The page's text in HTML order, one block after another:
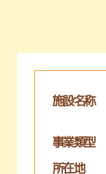
施設名称
事業類型
所在地